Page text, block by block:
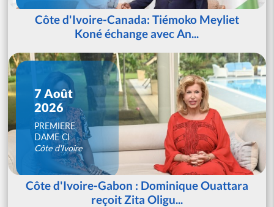
Côte d'Ivoire-Canada: Tiémoko Meyliet
Koné échange avec An...
7 Août
2026
PREMIERE
DAME CI
Côte d'Ivoire
Côte d'Ivoire-Gabon : Dominique Ouattara
reçoit Zita Oligu...